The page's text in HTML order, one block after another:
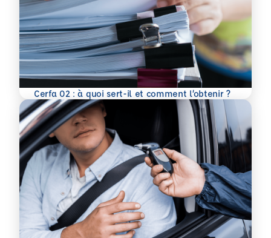
Cerfa 02 : à quoi sert-il et comment l’obtenir ?
En savoir plus